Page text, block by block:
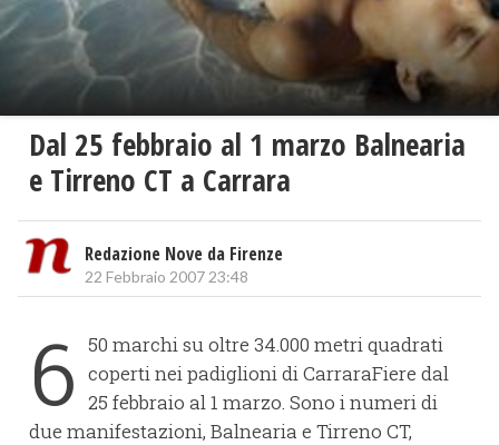
Dal 25 febbraio al 1 marzo Balnearia
e Tirreno CT a Carrara
Redazione Nove da Firenze
22 Febbraio 2007 23:48
6 50 marchi su oltre 34.000 metri quadrati
coperti nei padiglioni di CarraraFiere dal
25 febbraio al 1 marzo. Sono i numeri di
due manifestazioni, Balnearia e Tirreno CT,